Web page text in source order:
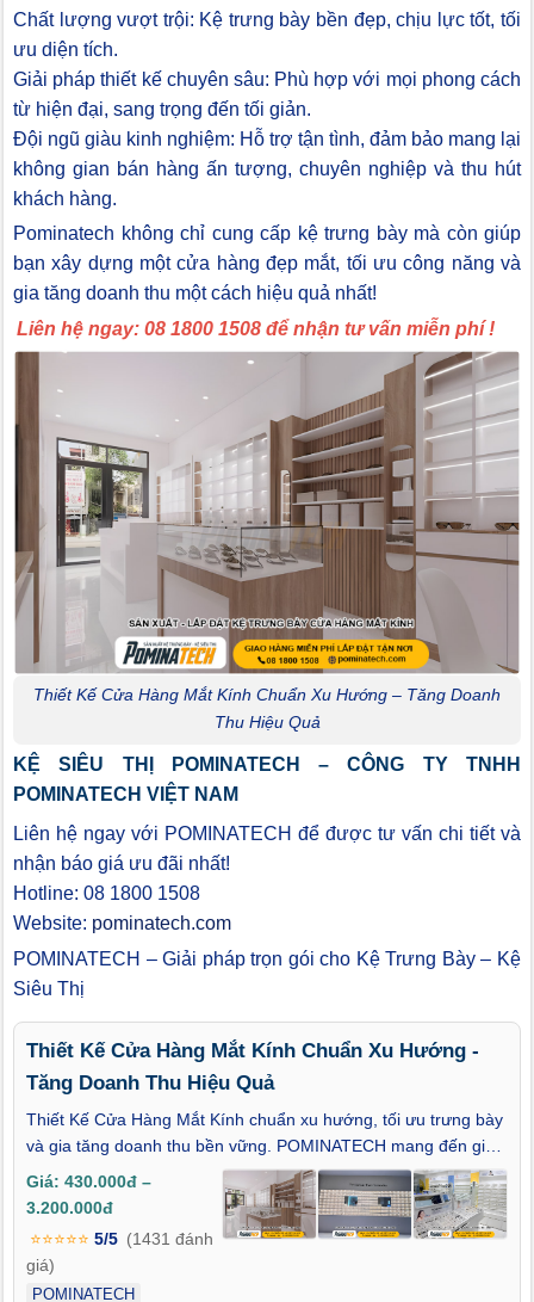
Chất lượng vượt trội: Kệ trưng bày bền đẹp, chịu lực tốt, tối
ưu diện tích.
Giải pháp thiết kế chuyên sâu: Phù hợp với mọi phong cách
từ hiện đại, sang trọng đến tối giản.
Đội ngũ giàu kinh nghiệm: Hỗ trợ tận tình, đảm bảo mang lại
không gian bán hàng ấn tượng, chuyên nghiệp và thu hút
khách hàng.
Pominatech không chỉ cung cấp kệ trưng bày mà còn giúp
bạn xây dựng một cửa hàng đẹp mắt, tối ưu công năng và
gia tăng doanh thu một cách hiệu quả nhất!
Liên hệ ngay: 08 1800 1508 để nhận tư vấn miễn phí !
Thiết Kế Cửa Hàng Mắt Kính Chuẩn Xu Hướng – Tăng Doanh
Thu Hiệu Quả
KỆ SIÊU THỊ POMINATECH – CÔNG TY TNHH
POMINATECH VIỆT NAM
Liên hệ ngay với POMINATECH để được tư vấn chi tiết và
nhận báo giá ưu đãi nhất!
Hotline: 08 1800 1508
Website: pominatech.com
POMINATECH – Giải pháp trọn gói cho Kệ Trưng Bày – Kệ
Siêu Thị
Thiết Kế Cửa Hàng Mắt Kính Chuẩn Xu Hướng -
Tăng Doanh Thu Hiệu Quả
Thiết Kế Cửa Hàng Mắt Kính chuẩn xu hướng, tối ưu trưng bày
và gia tăng doanh thu bền vững. POMINATECH mang đến giải
pháp thiết kế – thi công cửa hàng mắt kính chuyên nghiệp,
thẩm mỹ cao, phù hợp hành vi mua sắm và nhận diện thương
hiệu. Không gian được bố trí khoa học giúp khách hàng dễ lựa
chọn sản phẩm, tăng thời gian trải nghiệm và tỷ lệ chốt đơn.
Liên hệ POMINATECH ngay để được tư vấn thiết kế cửa hàng
Giá: 430.000đ –
3.200.000đ
⭐⭐⭐⭐⭐ 5/5 (1431 đánh
giá)
POMINATECH